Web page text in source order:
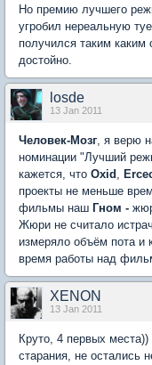
Но премию лучшего
угробил нереальную
получился таким
достойно.
losde
13 Jan 2011
Человек-Мозг , я верю
номинации "Лучший
кажется, что Oxid
проекты не меньше
фильмы наш Гном -
Жюри не считало
измеряло объём пота и
время работы над
XENON
13 Jan 2011
Круто, 4 первых
старания, не остались